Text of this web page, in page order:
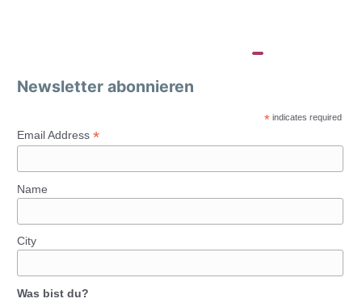
Newsletter abonnieren
* indicates required
Email Address *
Name
City
Was bist du?